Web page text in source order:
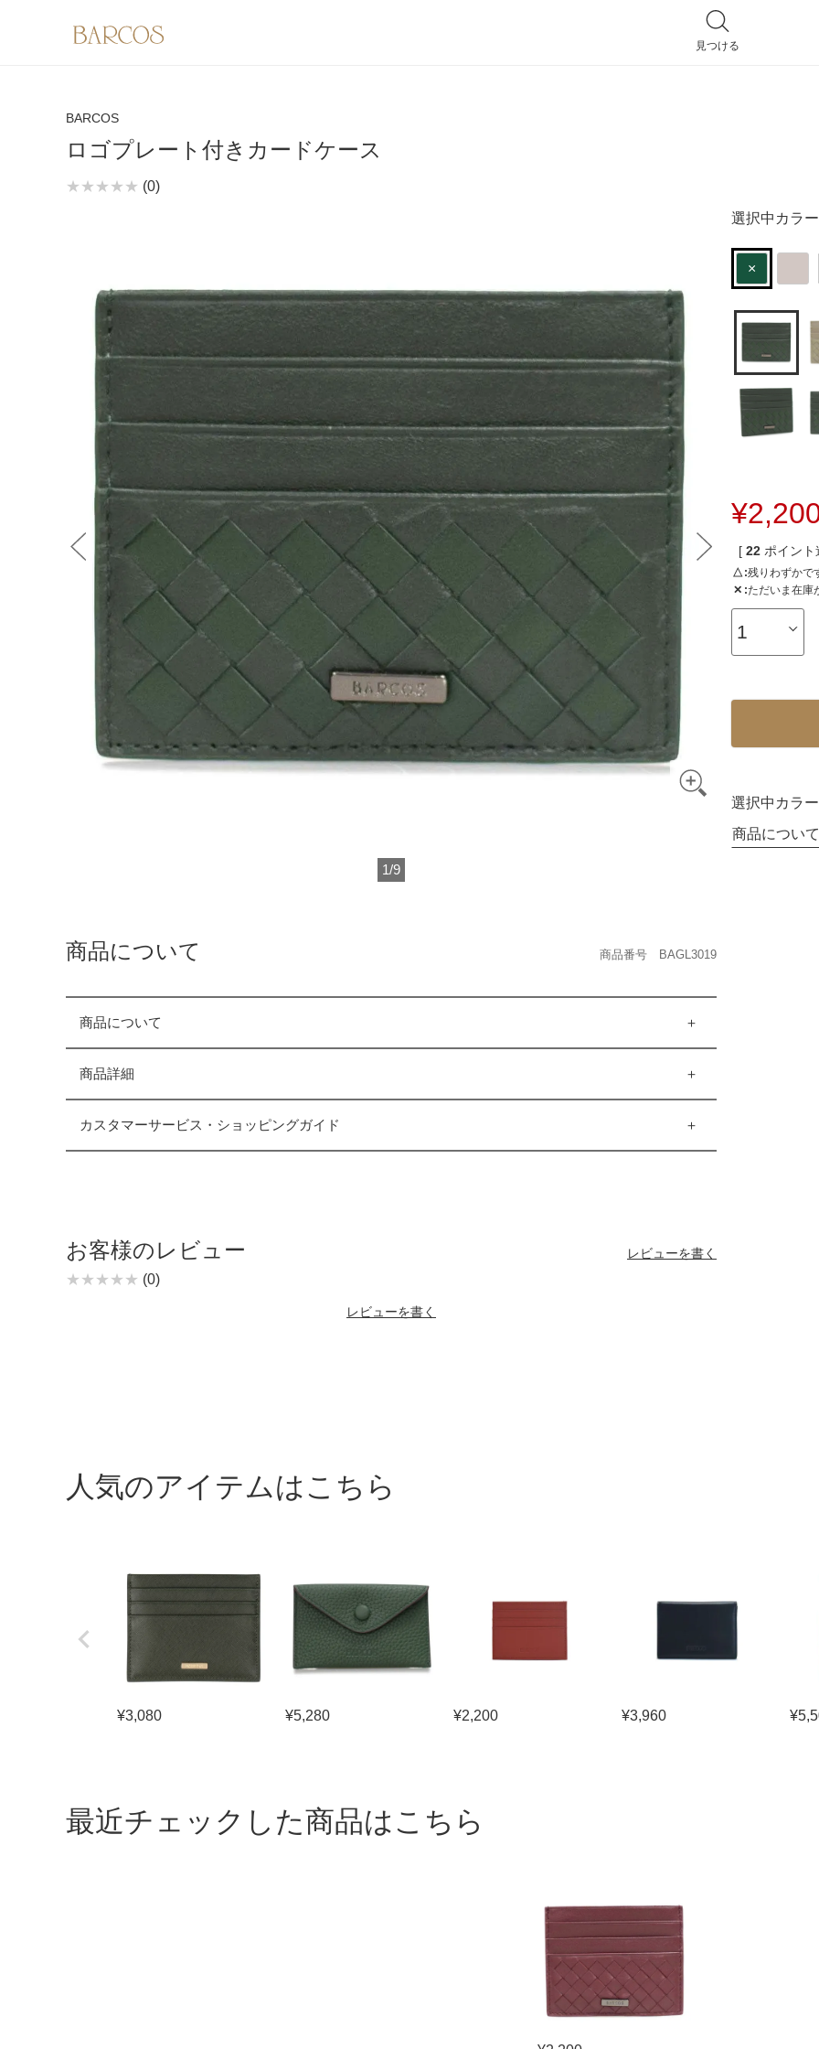
見つける
リュック
3way
その他バッグ
BARCOS
ロゴプレート付きカードケース
(0)
1/9
選択中カラー
×
¥
[ 22 ポイント
△ 残りわずかで
✕ ただいま在庫
選択中カラー
商品につい
商品について 商品番号 BAGL3019
商品について
商品詳細
カスタマーサービス・ショッピングガイド
お客様のレビュー レビューを書く
(0)
レビューを書く
人気のアイテムはこちら
¥3,080 ¥5,280 ¥2,200 ¥3,960 ¥
最近チェックした商品はこちら